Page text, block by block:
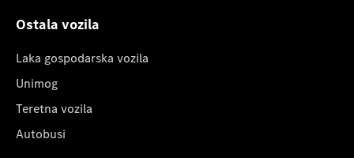
Ostala vozila
Laka gospodarska vozila
Unimog
Teretna vozila
Autobusi